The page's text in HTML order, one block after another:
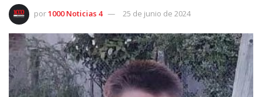
por1000 Noticias 4 25 de junio de 2024